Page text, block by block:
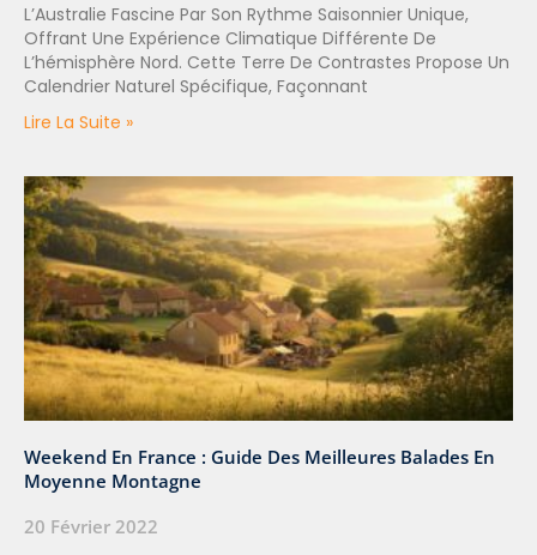
L’Australie Fascine Par Son Rythme Saisonnier Unique,
Offrant Une Expérience Climatique Différente De
L’hémisphère Nord. Cette Terre De Contrastes Propose Un
Calendrier Naturel Spécifique, Façonnant
Lire La Suite »
Weekend En France : Guide Des Meilleures Balades En
Moyenne Montagne
20 Février 2022